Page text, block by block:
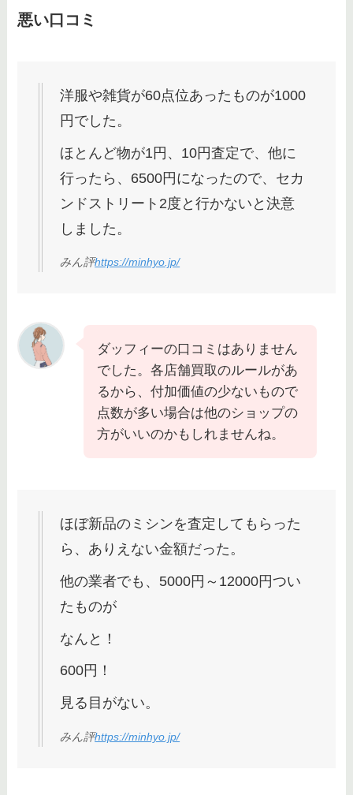
悪い口コミ
洋服や雑貨が60点位あったものが1000
円でした。
ほとんど物が1円、10円査定で、他に
行ったら、6500円になったので、セカ
ンドストリート2度と行かないと決意
しました。
みん評https://minhyo.jp/
ダッフィーの口コミはありません
でした。各店舗買取のルールがあ
るから、付加価値の少ないもので
点数が多い場合は他のショップの
方がいいのかもしれませんね。
ほぼ新品のミシンを査定してもらった
ら、ありえない金額だった。
他の業者でも、5000円～12000円つい
たものが
なんと！
600円！
見る目がない。
みん評https://minhyo.jp/